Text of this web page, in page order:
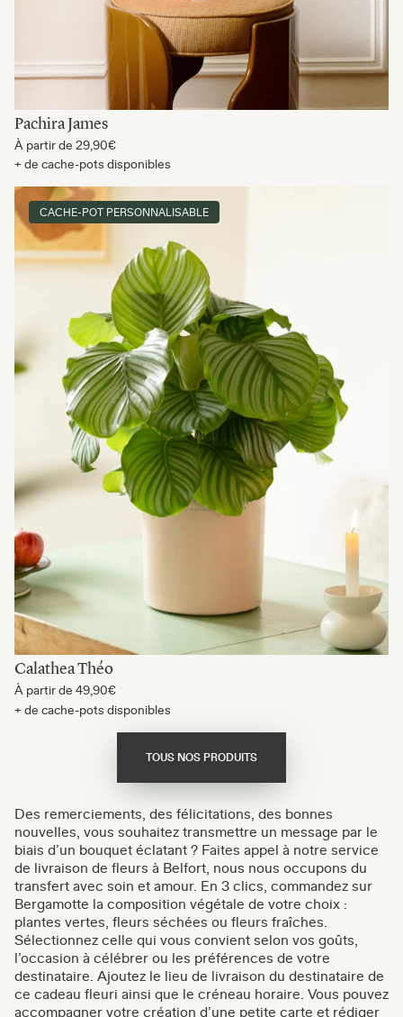
Pachira James
À partir de 29,90€
+ de cache-pots disponibles
CACHE-POT PERSONNALISABLE
Calathea Théo
À partir de 49,90€
+ de cache-pots disponibles
TOUS NOS PRODUITS
Des remerciements, des félicitations, des bonnes
nouvelles, vous souhaitez transmettre un message par le
biais d’un bouquet éclatant ? Faites appel à notre service
de livraison de fleurs à Belfort, nous nous occupons du
transfert avec soin et amour. En 3 clics, commandez sur
Bergamotte la composition végétale de votre choix :
plantes vertes, fleurs séchées ou fleurs fraîches.
Sélectionnez celle qui vous convient selon vos goûts,
l’occasion à célébrer ou les préférences de votre
destinataire. Ajoutez le lieu de livraison du destinataire de
ce cadeau fleuri ainsi que le créneau horaire. Vous pouvez
accompagner votre création d’une petite carte et rédiger